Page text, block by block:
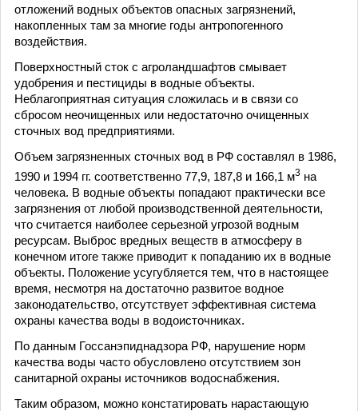
отложений водных объектов опасных загрязнений,
накопленных там за многие годы антропогенного
воздействия.
Поверхностный сток с агроландшафтов смывает
удобрения и пестициды в водные объекты.
Неблагоприятная ситуация сложилась и в связи со
сбросом неочищенных или недостаточно очищенных
сточных вод предприятиями.
Объем загрязненных сточных вод в РФ составлял в 1986,
1990 и 1994 гг. соответственно 77,9, 187,8 и 166,1 м3 на
человека. В водные объекты попадают практически все
загрязнения от любой производственной деятельности,
что считается наиболее серьезной угрозой водным
ресурсам. Выброс вредных веществ в атмосферу в
конечном итоге также приводит к попаданию их в водные
объекты. Положение усугубляется тем, что в настоящее
время, несмотря на достаточно развитое водное
законодательство, отсутствует эффективная система
охраны качества воды в водоисточниках.
По данным Госсанэпиднадзора РФ, нарушение норм
качества воды часто обусловлено отсутствием зон
санитарной охраны источников водоснабжения.
Таким образом, можно констатировать нарастающую